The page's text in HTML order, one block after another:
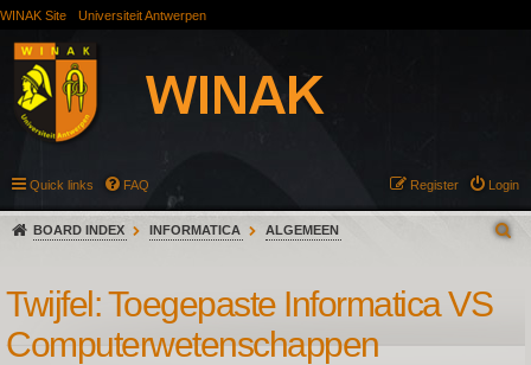
WINAK Site Universiteit Antwerpen
Quick links FAQ Login
Register
BOARD INDEX INFORMATICA ALGEMEEN
Twijfel: Toegepaste Informatica VS
Computerwetenschappen